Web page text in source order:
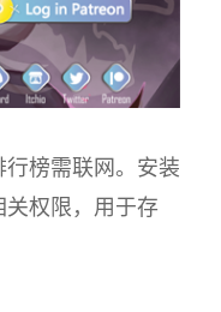
榜需联网。安装
权限，用于存